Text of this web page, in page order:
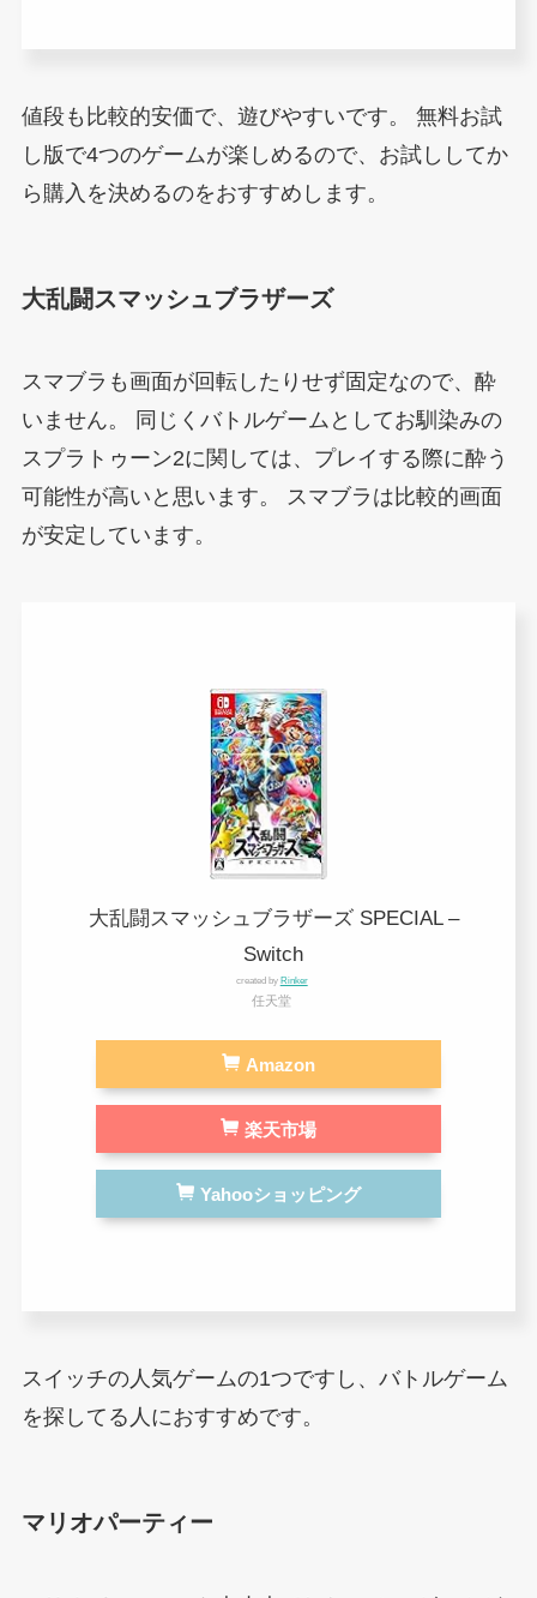
値段も比較的安価で、遊びやすいです。 無料お試
し版で4つのゲームが楽しめるので、お試ししてか
ら購入を決めるのをおすすめします。
大乱闘スマッシュブラザーズ
スマブラも画面が回転したりせず固定なので、酔
いません。
同じくバトルゲームとしてお馴染みの
スプラトゥーン2に関しては、プレイする際に酔う
可能性が高いと思います。 スマブラは比較的画面
が安定しています。
大乱闘スマッシュブラザーズ SPECIAL –
Switch
created by Rinker
任天堂
Amazon
楽天市場
Yahooショッピング
スイッチの人気ゲームの1つですし、バトルゲーム
を探してる人におすすめです。
マリオパーティー